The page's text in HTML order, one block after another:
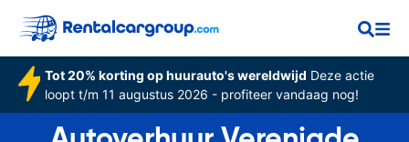
Tot 20% korting op huurauto's wereldwijd Deze actie
loopt t/m 11 augustus 2026 - profiteer vandaag nog!